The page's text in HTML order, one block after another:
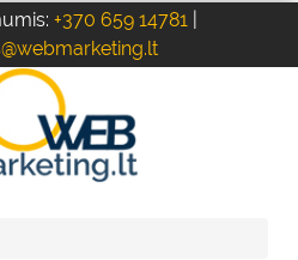
+370 659 14781